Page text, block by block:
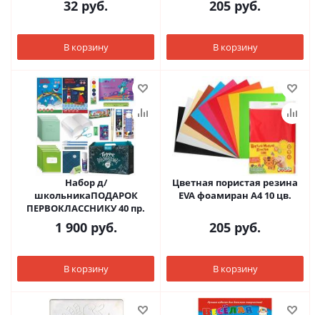
32 руб.
В корзину
205 руб.
В корзину
Набор д/
школьникаПОДАРОК
ПЕРВОКЛАССНИКУ 40 пр.
1 900руб.
В корзину
Цветная пористая резина
EVA фоамиран А4 10 цв.
205 руб.
В корзину